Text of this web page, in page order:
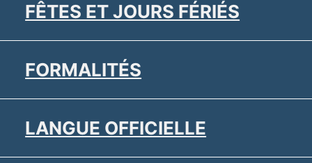
FÊTES ET JOURS FÉRIÉS
FORMALITÉS
LANGUE OFFICIELLE